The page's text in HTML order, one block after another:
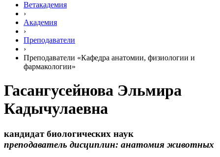
Ветакадемия
›
Академия
›
Преподаватели
›
Преподаватели «Кафедра анатомии, физиологии и
фармакологии»
Гасангусейнова Эльмира
Кадычулаевна
кандидат биологических наук
преподаватель дисциплин: анатомия животных